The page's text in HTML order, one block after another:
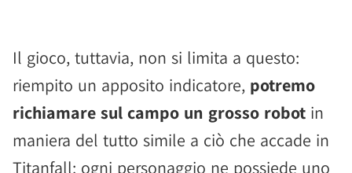
Il gioco, tuttavia, non si limita a questo:
riempito un apposito indicatore, potremo
richiamare sul campo un grosso robot in
maniera del tutto simile a ciò che accade in
Titanfall: ogni personaggio ne possiede uno